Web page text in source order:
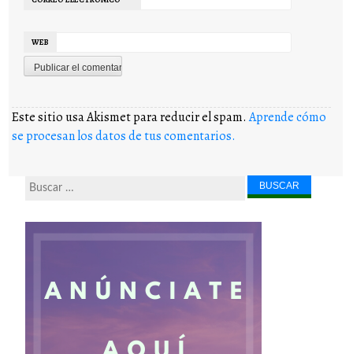
WEB
Este sitio usa Akismet para reducir el spam.Aprende cómo
se procesan los datos de tus comentarios.
Buscar...